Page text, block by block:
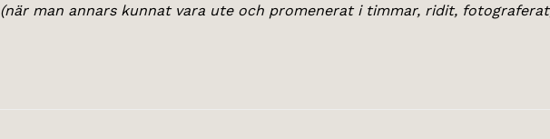
(när man annars kunnat vara ute och promenerat i timmar, ridit,